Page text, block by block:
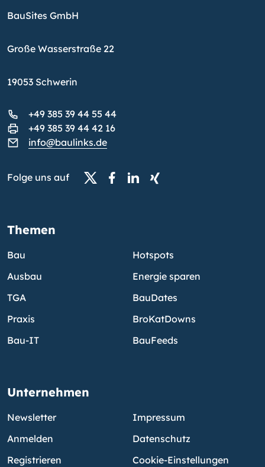
BauSites GmbH
Große Wasserstraße 22
19053 Schwerin
+49 385 39 44 55 44
+49 385 39 44 42 16
info@baulinks.de
Folge uns auf
Themen
Bau
Ausbau
TGA
Praxis
Bau-IT
Hotspots
Energie sparen
BauDates
BroKatDowns
BauFeeds
Unternehmen
Newsletter
Anmelden
Registrieren
Impressum
Datenschutz
Cookie-Einstellungen